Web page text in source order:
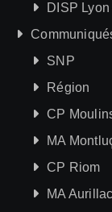
DISP
SNP
Région
CP
MA
CP Riom
MA Aurillac